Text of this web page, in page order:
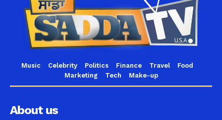
Music Celebrity Politics Finance Travel
Food
Marketing
Tech Make-up
About us